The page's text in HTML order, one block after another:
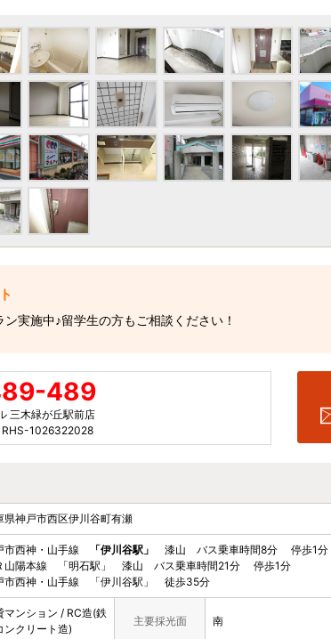
実施中♪留学生の方もご相談ください！
489
三木緑が丘駅前店
RHS-1026322028
県神戸市西区伊川谷町有瀬
市西神・山手線 「伊川谷駅」
漆山 バス乗車時間8分 停歩1分
山陽本線 「明石駅」 漆山 バス乗車時間21分 停歩1分
市西神・山手線 「伊川谷駅」 徒歩35分
マンション / RC造(鉄
ンクリート造)
主要採光面 南